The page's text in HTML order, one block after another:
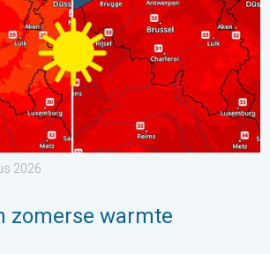
2026
zomerse warmte